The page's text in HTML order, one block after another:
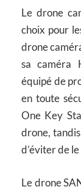
Le drone
choix pour
drone
sa caméra
équipé de
en toute
One Key
drone,
d’éviter de
Le drone